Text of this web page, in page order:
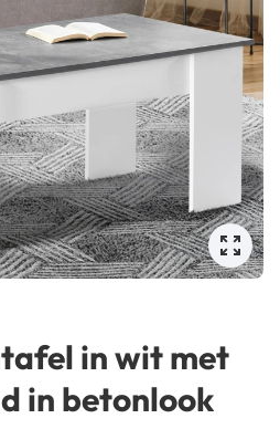
in wit met
in betonlook